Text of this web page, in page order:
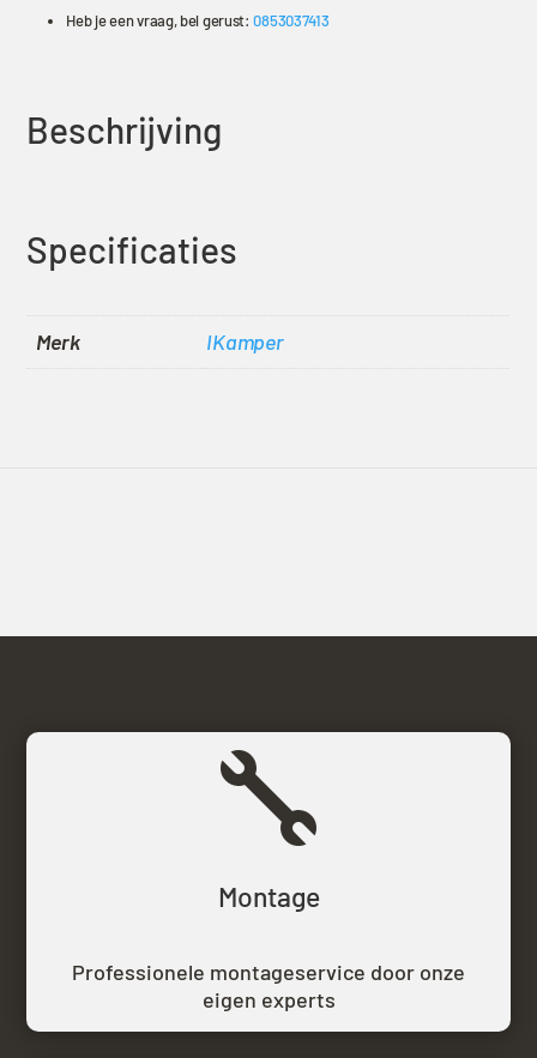
Heb je een vraag, bel gerust:0853037413
Beschrijving
Specificaties
Merk IKamper

Montage
Professionele montageservice door onze
eigen experts